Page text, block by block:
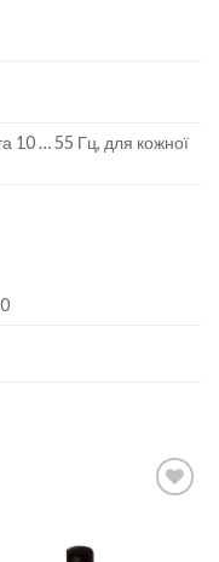
10 … 55 Гц, для кожної